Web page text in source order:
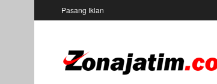
Pasang Iklan